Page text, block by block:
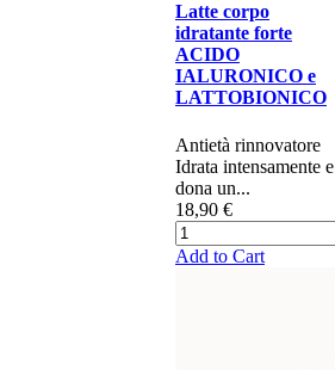
Latte corpo
idratante forte
ACIDO
IALURONICO e
LATTOBIONICO
Antietà rinnovatore​​
Idrata intensamente e
dona un...
18,90 €
Add to Cart